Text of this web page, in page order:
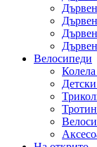
Велосипеди